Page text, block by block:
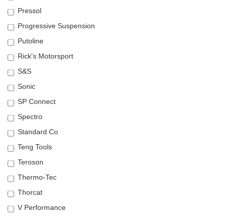
Pressol
Progressive Suspension
Putoline
Rick's Motorsport
S&S
Sonic
SP Connect
Spectro
Standard Co
Teng Tools
Teroson
Thermo-Tec
Thorcat
V Performance